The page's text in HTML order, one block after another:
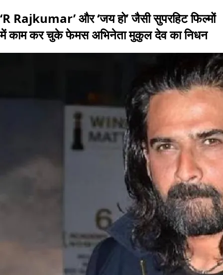
‘R Rajkumar’ और ‘जय हो’ जैसी सुपरहिट फिल्मों
में काम कर चुके फेमस अभिनेता मुकुल देव का निधन